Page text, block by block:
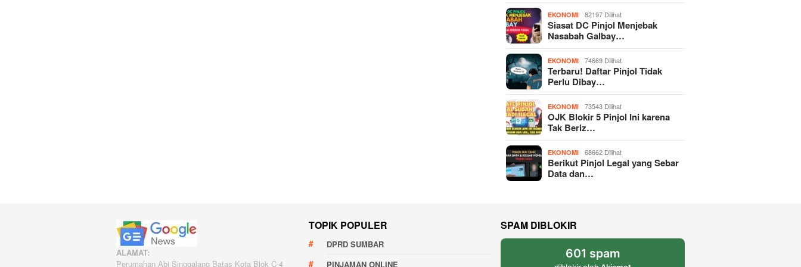
EKONOMI 82197 Dilihat
Siasat DC Pinjol Menjebak
Nasabah Galbay…
EKONOMI 74669 Dilihat
Terbaru! Daftar Pinjol Tidak
Perlu Dibay…
EKONOMI 73543 Dilihat
OJK Blokir 5 Pinjol Ini karena
Tak Beriz…
EKONOMI 68662 Dilihat
Berikut Pinjol Legal yang Sebar
Data dan…
ALAMAT:
Perumahan Abi Singgalang Batas Kota Blok C-4
TOPIK POPULER
DPRD SUMBAR
PINJAMAN ONLINE
SPAM DIBLOKIR
601 spam